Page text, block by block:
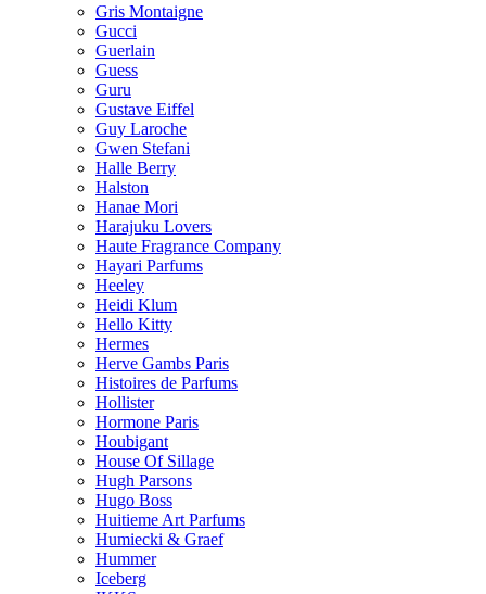
Gris Montaigne
Gucci
Guerlain
Guess
Guru
Gustave Eiffel
Guy Laroche
Gwen Stefani
Halle Berry
Halston
Hanae Mori
Harajuku Lovers
Haute Fragrance Company
Hayari Parfums
Heeley
Heidi Klum
Hello Kitty
Hermes
Herve Gambs Paris
Histoires de Parfums
Hollister
Hormone Paris
Houbigant
House Of Sillage
Hugh Parsons
Hugo Boss
Huitieme Art Parfums
Humiecki & Graef
Hummer
Iceberg